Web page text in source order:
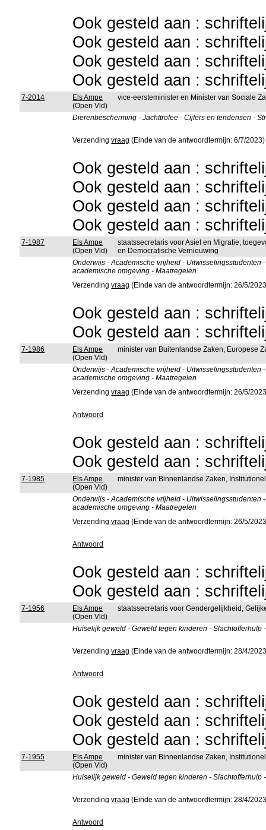
Ook gesteld aan :
Ook gesteld aan :
Ook gesteld aan :
Ook gesteld aan :
7-2014
Els Ampe
(Open Vld)
vice-eersteminister en Minister van Sociale
Dierenbescherming - Jachttrofee - Cijfers en tendensen -
Verzendingvraag (Einde van de antwoordtermijn: 6/7/2023)
Ook gesteld aan :
Ook gesteld aan :
Ook gesteld aan :
Ook gesteld aan :
7-1987
Els Ampe
(Open Vld)
staatssecretaris voor Asiel en Migratie,
en Democratische Vernieuwing
Onderwijs - Academische vrijheid -
academische omgeving - Maatregelen
Verzendingvraag (Einde van de antwoordtermijn: 26/5/
Ook gesteld aan :
Ook gesteld aan :
7-1986
Els Ampe
(Open Vld)
minister van Buitenlandse Zaken, Europese
Onderwijs - Academische vrijheid -
academische omgeving - Maatregelen
Verzendingvraag (Einde van de antwoordtermijn: 26/5/
Antwoord
Ook gesteld aan :
Ook gesteld aan :
7-1985
Els Ampe
(Open Vld)
minister van Binnenlandse Zaken,
Onderwijs - Academische vrijheid -
academische omgeving - Maatregelen
Verzendingvraag (Einde van de antwoordtermijn: 26/5/
Antwoord
Ook gesteld aan :
Ook gesteld aan :
7-1956
Els Ampe
(Open Vld)
staatssecretaris voor Gendergelijkheid,
Huiselijk geweld - Geweld tegen kinderen -
Verzendingvraag (Einde van de antwoordtermijn: 28/4/
Antwoord
Ook gesteld aan :
Ook gesteld aan :
Ook gesteld aan :
7-1955
Els Ampe
(Open Vld)
minister van Binnenlandse Zaken,
Huiselijk geweld - Geweld tegen kinderen -
Verzendingvraag (Einde van de antwoordtermijn: 28/4/
Antwoord